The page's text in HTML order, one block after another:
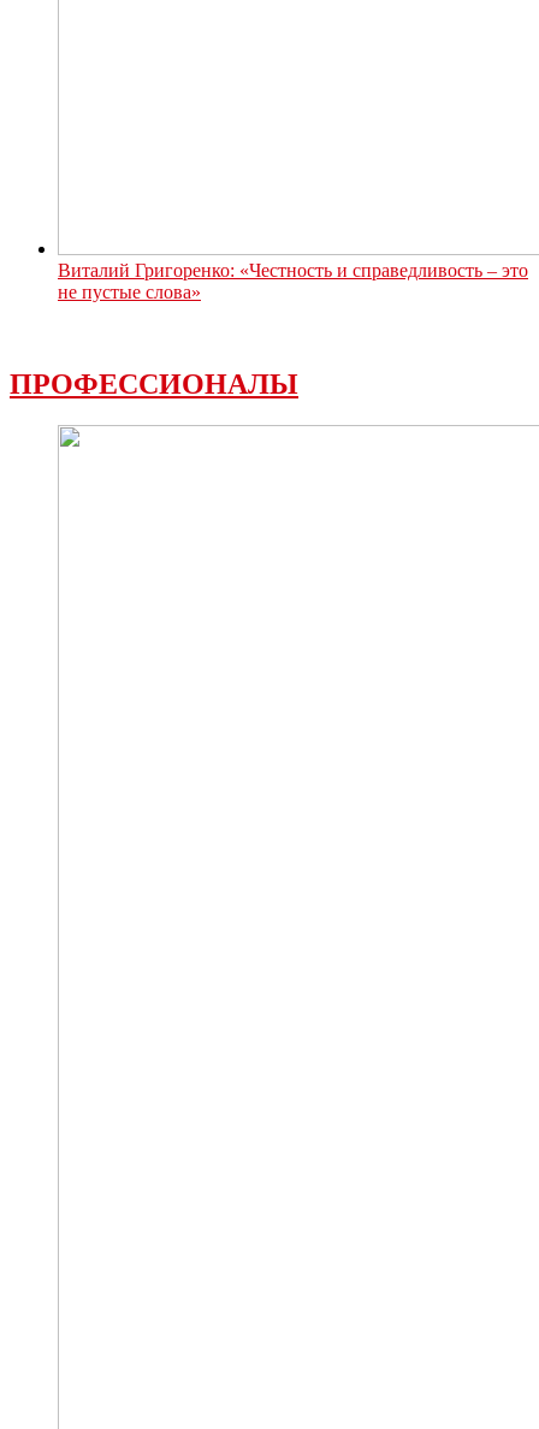
Виталий Григоренко: «Честность и справедливость – это
не пустые слова»
ПРОФЕССИОНАЛЫ